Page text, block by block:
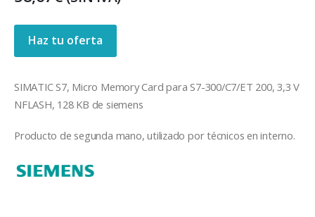
Haz tu oferta
SIMATIC S7, Micro Memory Card para S7-300/C7/ET 200, 3,3 V
NFLASH, 128 KB de siemens
Producto de segunda mano, utilizado por técnicos en interno.